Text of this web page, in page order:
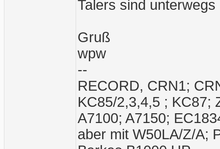
Talers sind unterwegs
Gruß
wpw
--
RECORD, CRN1;
KC85/2,3,4,5 ; KC87;
A7100; A7150;
aber mit W50LA/Z/A;